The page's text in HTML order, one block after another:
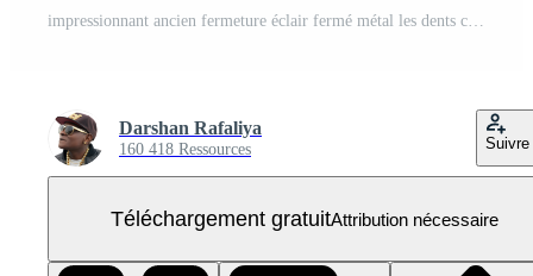
impressionnant ancien fermeture éclair fermé métal les dents coupé élément prime PNG Gratuit
Darshan Rafaliya
160 418 Ressources Suivre
Téléchargement gratuitAttribution nécessaire